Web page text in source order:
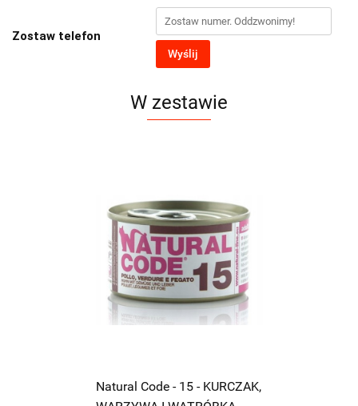
Zostaw telefon
Wyślij
W zestawie
Natural Code - 15 - KURCZAK,